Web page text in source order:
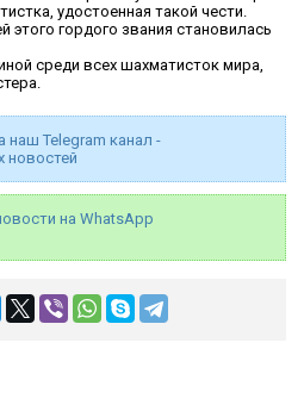
удостоенная такой чести.
этого гордого звания становилась
среди всех шахматисток мира,
наш Telegram канал -
новостей
на WhatsApp